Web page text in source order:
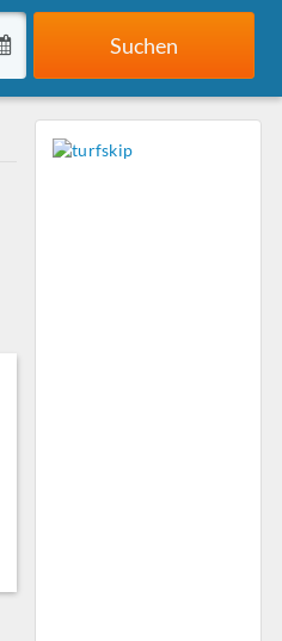
Suchen